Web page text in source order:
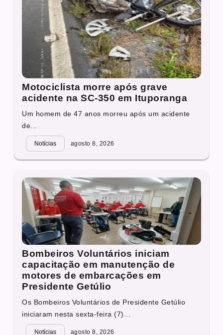
Motociclista morre após grave
acidente na SC-350 em Ituporanga
Um homem de 47 anos morreu após um acidente
de...
Notícias agosto 8, 2026
Bombeiros Voluntários iniciam
capacitação em manutenção de
motores de embarcações em
Presidente Getúlio
Os Bombeiros Voluntários de Presidente Getúlio
iniciaram nesta sexta-feira (7)...
Notícias agosto 8, 2026